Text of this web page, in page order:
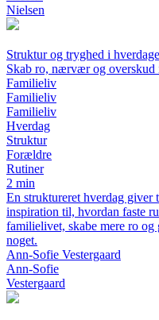
Nielsen
Struktur og tryghed i
Skab ro, nærvær og overskud
Familieliv
Familieliv
Familieliv
Hverdag
Struktur
Forældre
Rutiner
2 min
En struktureret hverdag giver
inspiration til, hvordan faste
familielivet, skabe mere ro
noget.
Ann-Sofie Vestergaard
Ann-Sofie
Vestergaard